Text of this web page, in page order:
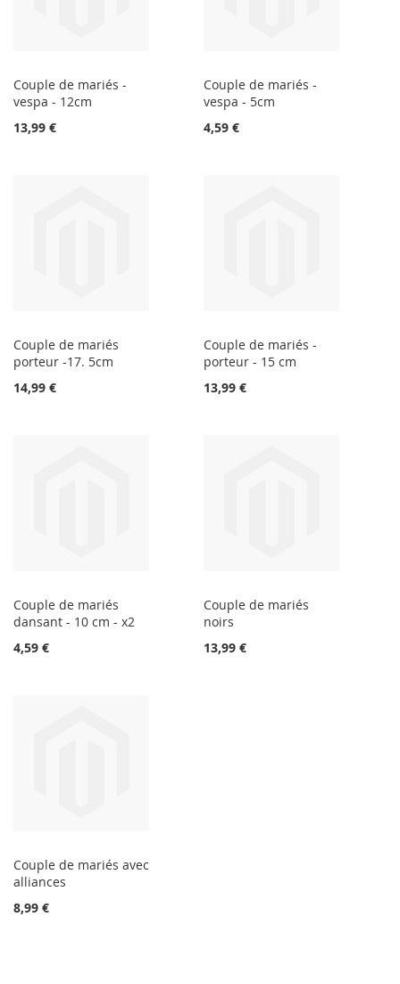
Couple de mariés -
vespa - 12cm
13,99 €
Couple de mariés -
vespa - 5cm
4,59 €
Couple de mariés
porteur -17. 5cm
14,99 €
Couple de mariés -
porteur - 15 cm
13,99 €
Couple de mariés
dansant - 10 cm - x2
4,59 €
Couple de mariés
noirs
13,99 €
Couple de mariés avec
alliances
8,99 €